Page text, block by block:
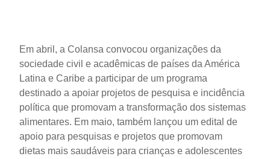
Em abril, a Colansa convocou organizações da
sociedade civil e acadêmicas de países da América
Latina e Caribe a participar de um programa
destinado a apoiar projetos de pesquisa e incidência
política que promovam a transformação dos sistemas
alimentares. Em maio, também lançou um edital de
apoio para pesquisas e projetos que promovam
dietas mais saudáveis para crianças e adolescentes